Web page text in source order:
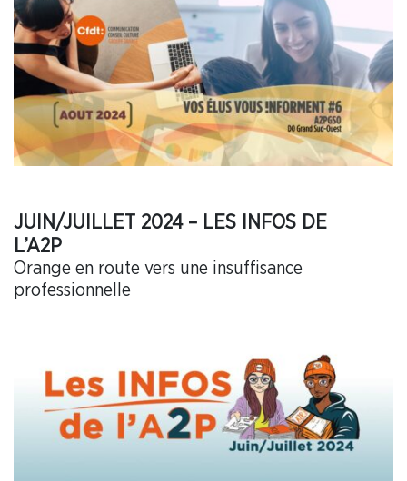
JUIN/JUILLET 2024 – LES INFOS DE
L’A2P
Orange en route vers une insuffisance
professionnelle